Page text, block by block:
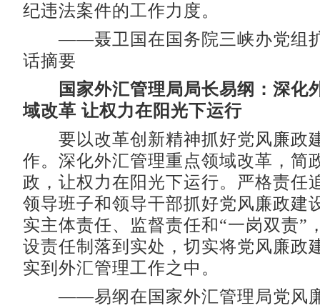
纪违法案件的工作力度。
——聂卫国在国务院三峡办党组扩
话摘要
国家外汇管理局局长易纲：深化
域改革 让权力在阳光下运行
要以改革创新精神抓好党风廉政
作。深化外汇管理重点领域改革，简
政，让权力在阳光下运行。严格责任
领导班子和领导干部抓好党风廉政建
实主体责任、监督责任和“一岗双责”
设责任制落到实处，切实将党风廉政
实到外汇管理工作之中。
——易纲在国家外汇管理局党风廉